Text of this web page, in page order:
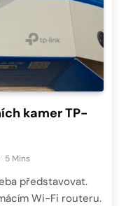
kamer TP-
5 Mins
představovat.
Wi-Fi routeru.